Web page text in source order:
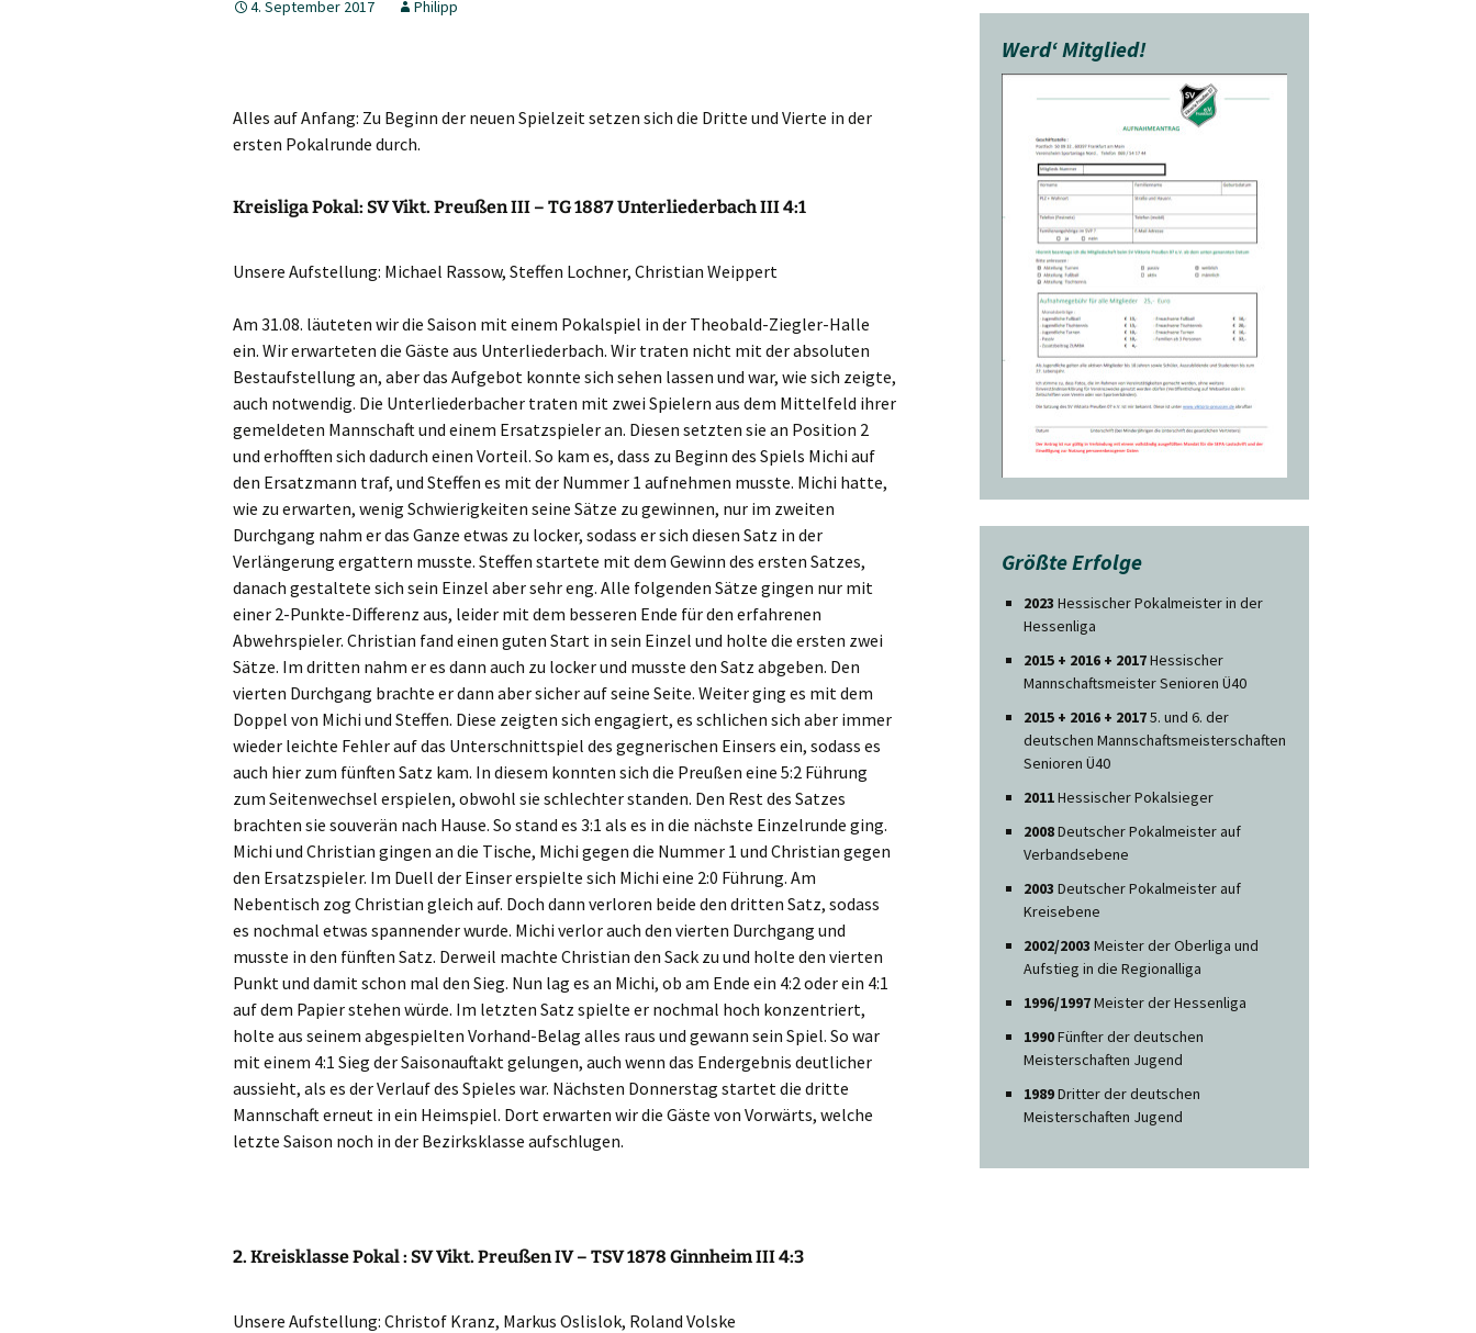
Jungen 15 I
4. September 2017 Philipp
Alles auf Anfang: Zu Beginn der neuen Spielzeit setzen sich die Dritte und Vierte in der
ersten Pokalrunde durch.
Kreisliga Pokal: SV Vikt. Preußen III – TG 1887 Unterliederbach III 4:1
Unsere Aufstellung: Michael Rassow, Steffen Lochner, Christian Weippert
Am 31.08. läuteten wir die Saison mit einem Pokalspiel in der Theobald-Ziegler-Halle
ein. Wir erwarteten die Gäste aus Unterliederbach. Wir traten nicht mit der absoluten
Bestaufstellung an, aber das Aufgebot konnte sich sehen lassen und war, wie sich zeigte,
auch notwendig. Die Unterliederbacher traten mit zwei Spielern aus dem Mittelfeld ihrer
gemeldeten Mannschaft und einem Ersatzspieler an. Diesen setzten sie an Position 2
und erhofften sich dadurch einen Vorteil. So kam es, dass zu Beginn des Spiels Michi auf
den Ersatzmann traf, und Steffen es mit der Nummer 1 aufnehmen musste. Michi hatte,
wie zu erwarten, wenig Schwierigkeiten seine Sätze zu gewinnen, nur im zweiten
Durchgang nahm er das Ganze etwas zu locker, sodass er sich diesen Satz in der
Verlängerung ergattern musste. Steffen startete mit dem Gewinn des ersten Satzes,
danach gestaltete sich sein Einzel aber sehr eng. Alle folgenden Sätze gingen nur mit
einer 2-Punkte-Differenz aus, leider mit dem besseren Ende für den erfahrenen
Abwehrspieler. Christian fand einen guten Start in sein Einzel und holte die ersten zwei
Sätze. Im dritten nahm er es dann auch zu locker und musste den Satz abgeben. Den
vierten Durchgang brachte er dann aber sicher auf seine Seite. Weiter ging es mit dem
Doppel von Michi und Steffen. Diese zeigten sich engagiert, es schlichen sich aber immer
wieder leichte Fehler auf das Unterschnittspiel des gegnerischen Einsers ein, sodass es
auch hier zum fünften Satz kam. In diesem konnten sich die Preußen eine 5:2 Führung
zum Seitenwechsel erspielen, obwohl sie schlechter standen. Den Rest des Satzes
brachten sie souverän nach Hause. So stand es 3:1 als es in die nächste Einzelrunde ging.
Michi und Christian gingen an die Tische, Michi gegen die Nummer 1 und Christian gegen
den Ersatzspieler. Im Duell der Einser erspielte sich Michi eine 2:0 Führung. Am
Nebentisch zog Christian gleich auf. Doch dann verloren beide den dritten Satz, sodass
es nochmal etwas spannender wurde. Michi verlor auch den vierten Durchgang und
musste in den fünften Satz. Derweil machte Christian den Sack zu und holte den vierten
Punkt und damit schon mal den Sieg. Nun lag es an Michi, ob am Ende ein 4:2 oder ein 4:1
auf dem Papier stehen würde. Im letzten Satz spielte er nochmal hoch konzentriert,
holte aus seinem abgespielten Vorhand-Belag alles raus und gewann sein Spiel. So war
mit einem 4:1 Sieg der Saisonauftakt gelungen, auch wenn das Endergebnis deutlicher
aussieht, als es der Verlauf des Spieles war. Nächsten Donnerstag startet die dritte
Mannschaft erneut in ein Heimspiel. Dort erwarten wir die Gäste von Vorwärts, welche
letzte Saison noch in der Bezirksklasse aufschlugen.
2. Kreisklasse Pokal : SV Vikt. Preußen IV – TSV 1878 Ginnheim III 4:3
Unsere Aufstellung: Christof Kranz, Markus Oslislok, Roland Volske
Werd‘ Mitglied!
Größte Erfolge
2023 Hessischer Pokalmeister in der
Hessenliga
2015 + 2016 + 2017Hessischer
Mannschaftsmeister Senioren Ü40
2015 + 2016 + 20175. und 6. der
deutschen Mannschaftsmeisterschaften
Senioren Ü40
2011Hessischer Pokalsieger
2008Deutscher Pokalmeister auf
Verbandsebene
2003 Deutscher Pokalmeister auf
Kreisebene
2002/2003 Meister der Oberliga und
Aufstieg in die Regionalliga
1996/1997Meister der Hessenliga
1990Fünfter der deutschen
Meisterschaften Jugend
1989Dritter der deutschen
Meisterschaften Jugend